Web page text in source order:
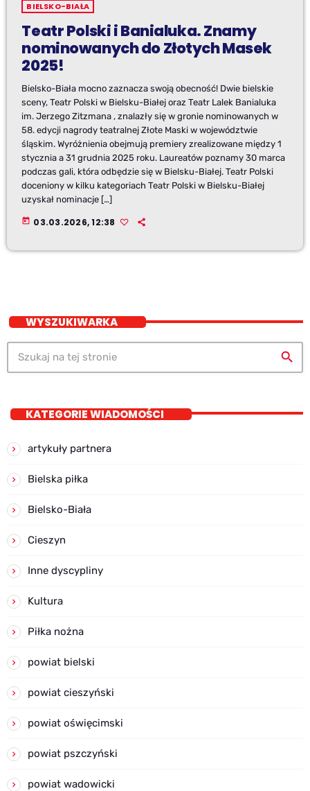
BIELSKO-BIAŁA
Teatr Polski i Banialuka. Znamy
nominowanych do Złotych Masek
2025!
Bielsko-Biała mocno zaznacza swoją obecność! Dwie bielskie
sceny, Teatr Polski w Bielsku-Białej oraz Teatr Lalek Banialuka
im. Jerzego Zitzmana , znalazły się w gronie nominowanych w
58. edycji nagrody teatralnej Złote Maski w województwie
śląskim. Wyróżnienia obejmują premiery zrealizowane między 1
stycznia a 31 grudnia 2025 roku. Laureatów poznamy 30 marca
podczas gali, która odbędzie się w Bielsku-Białej. Teatr Polski
doceniony w kilku kategoriach Teatr Polski w Bielsku-Białej
uzyskał nominacje […]
today 03.03.2026, 12:38
WYSZUKIWARKA
search
KATEGORIE WIADOMOŚCI
artykuły partnera
Bielska piłka
Bielsko-Biała
Cieszyn
Inne dyscypliny
Kultura
Piłka nożna
powiat bielski
powiat cieszyński
powiat oświęcimski
powiat pszczyński
powiat wadowicki